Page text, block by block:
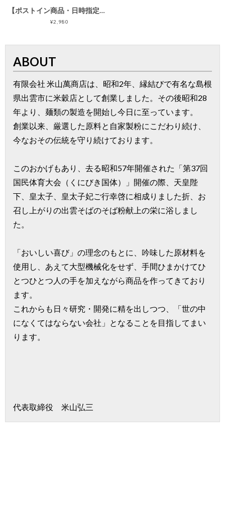
【ポストイン商品・日時指定不可】6人前半生出雲そば（お試し簡易包装・ご家庭用）【初回限定・送料無料】出雲そば通販専門店米山萬商店
¥2,980
ABOUT
有限会社 米山萬商店は、昭和2年、縁結びで有名な島根
県出雲市に米穀店として創業しました。その後昭和28
年より、麺類の製造を開始し今日に至っています。
創業以来、厳選した原料と自家製粉にこだわり続け、
今なおその伝統を守り続けております。
このおかげもあり、去る昭和57年開催された「第37回
国民体育大会（くにびき国体）」開催の際、天皇陛
下、皇太子、皇太子妃ご行幸啓に相成りました折、お
召し上がりの出雲そばのそば粉献上の栄に浴しまし
た。
「おいしい喜び」の理念のもとに、吟味した原材料を
使用し、あえて大型機械化をせず、手間ひまかけてひ
とつひとつ人の手を加えながら商品を作ってきており
ます。
これからも日々研究・開発に精を出しつつ、「世の中
になくてはならない会社」となることを目指してまい
ります。
代表取締役 米山弘三